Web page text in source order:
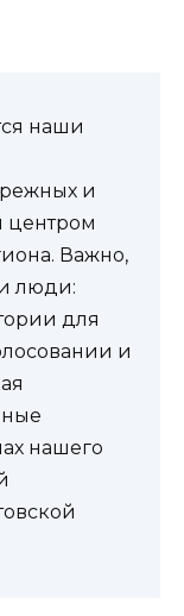
наши
и
центром
Важно,
люди:
для
и
нашего